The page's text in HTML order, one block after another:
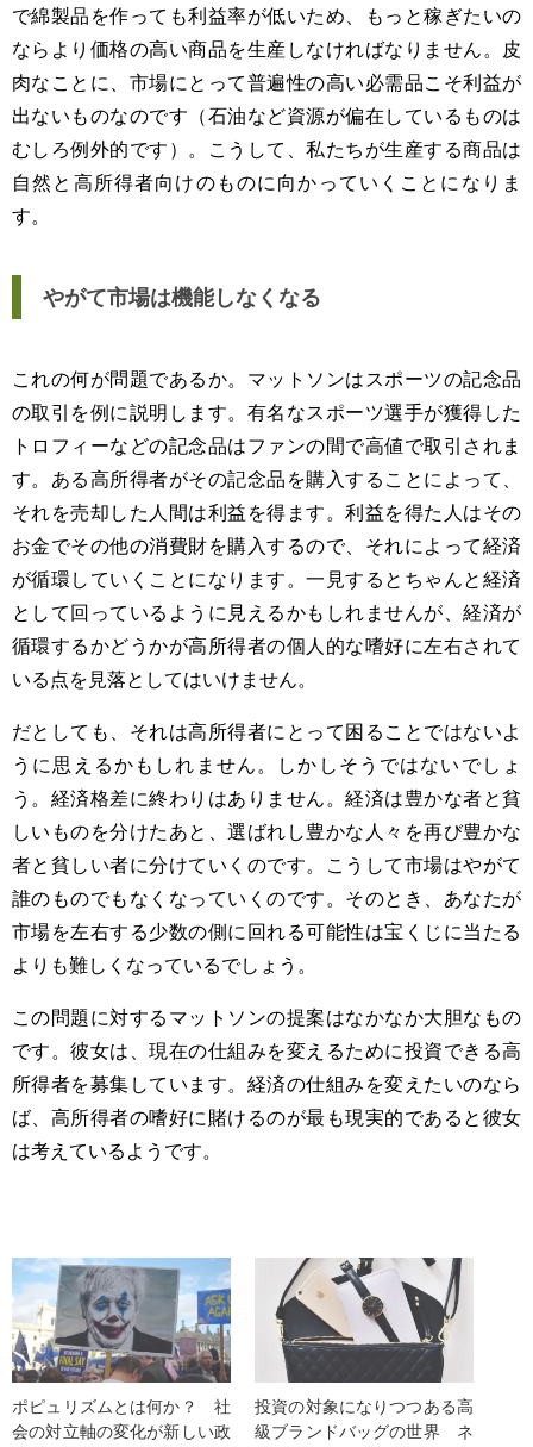
で綿製品を作っても利益率が低いため、もっと稼ぎたいの
ならより価格の高い商品を生産しなければなりません。皮
肉なことに、市場にとって普遍性の高い必需品こそ利益が
出ないものなのです（石油など資源が偏在しているものは
むしろ例外的です）。こうして、私たちが生産する商品は
自然と高所得者向けのものに向かっていくことになりま
す。
やがて市場は機能しなくなる
これの何が問題であるか。マットソンはスポーツの記念品
の取引を例に説明します。有名なスポーツ選手が獲得した
トロフィーなどの記念品はファンの間で高値で取引されま
す。ある高所得者がその記念品を購入することによって、
それを売却した人間は利益を得ます。利益を得た人はその
お金でその他の消費財を購入するので、それによって経済
が循環していくことになります。一見するとちゃんと経済
として回っているように見えるかもしれませんが、経済が
循環するかどうかが高所得者の個人的な嗜好に左右されて
いる点を見落としてはいけません。
だとしても、それは高所得者にとって困ることではないよ
うに思えるかもしれません。しかしそうではないでしょ
う。経済格差に終わりはありません。経済は豊かな者と貧
しいものを分けたあと、選ばれし豊かな人々を再び豊かな
者と貧しい者に分けていくのです。こうして市場はやがて
誰のものでもなくなっていくのです。そのとき、あなたが
市場を左右する少数の側に回れる可能性は宝くじに当たる
よりも難しくなっているでしょう。
この問題に対するマットソンの提案はなかなか大胆なもの
です。彼女は、現在の仕組みを変えるために投資できる高
所得者を募集しています。経済の仕組みを変えたいのなら
ば、高所得者の嗜好に賭けるのが最も現実的であると彼女
は考えているようです。
ポピュリズムとは何か？ 社
会の対立軸の変化が新しい政
投資の対象になりつつある高
級ブランドバッグの世界 ネ